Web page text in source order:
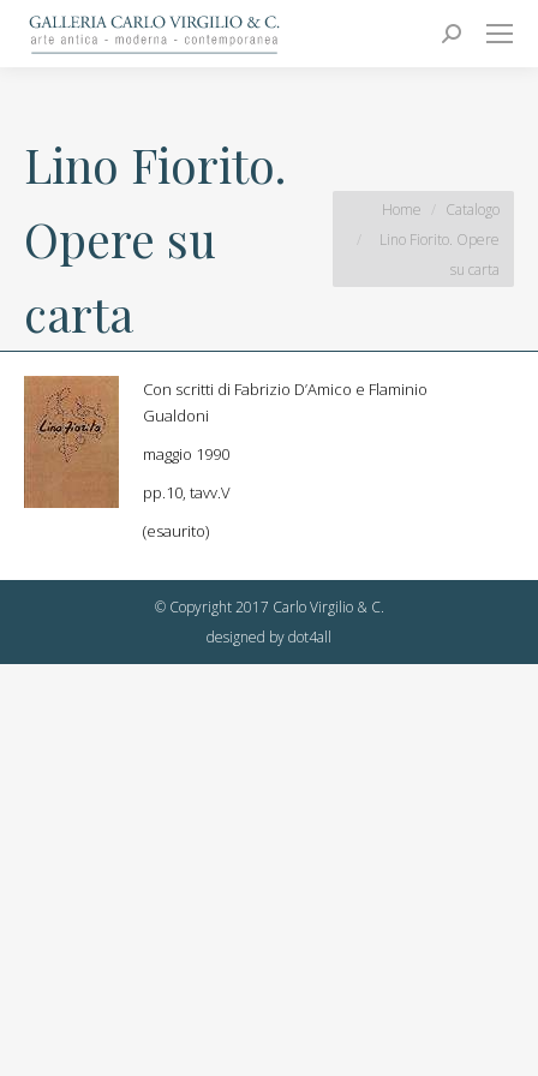
Search:
Carlo Virgilio & C.
Arte moderna e contemporanea
Lino Fiorito.
Opere su
carta
You are here:
Home
Catalogo
Lino Fiorito. Opere
su carta
Con scritti di Fabrizio D’Amico e Flaminio
Gualdoni
maggio 1990
pp.10, tavv.V
(esaurito)
© Copyright 2017 Carlo Virgilio & C.
designed bydot4all